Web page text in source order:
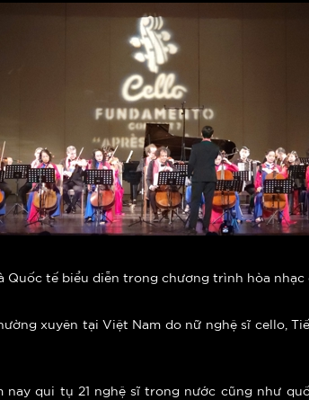
Quốc tế biểu diễn trong chương trình hòa nhạc
xuyên tại Việt Nam do nữ nghệ sĩ cello,
nay qui tụ 21 nghệ sĩ trong nước cũng như